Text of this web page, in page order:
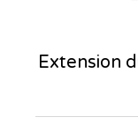
Extension